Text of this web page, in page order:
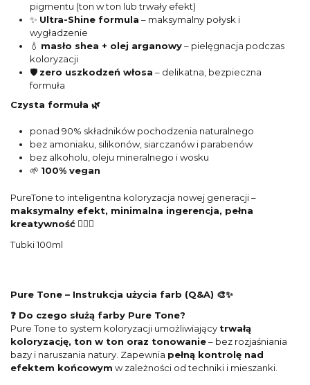
pigmentu (ton w ton lub trwały efekt)
✨ Ultra-Shine formula – maksymalny połysk i
wygładzenie
💧 masło shea + olej arganowy– pielęgnacja podczas
koloryzacji
🛡️ zero uszkodzeń włosa – delikatna, bezpieczna
formuła
Czysta formuła 🌿
ponad 90% składników pochodzenia naturalnego
bez amoniaku, silikonów, siarczanów i parabenów
bez alkoholu, oleju mineralnego i wosku
🌱 100% vegan
PureTone to inteligentna koloryzacja nowej generacji –
maksymalny efekt, minimalna ingerencja, pełna
kreatywność 💇‍♀️✨
Tubki 100ml
Pure Tone – Instrukcja użycia farb (Q&A) 🎨✨
❓ Do czego służą farby Pure Tone?
Pure Tone to system koloryzacji umożliwiający trwałą
koloryzację, ton w ton oraz tonowanie– bez rozjaśniania
bazy i naruszania natury. Zapewnia pełną kontrolę nad
efektem końcowym w zależności od techniki i mieszanki.